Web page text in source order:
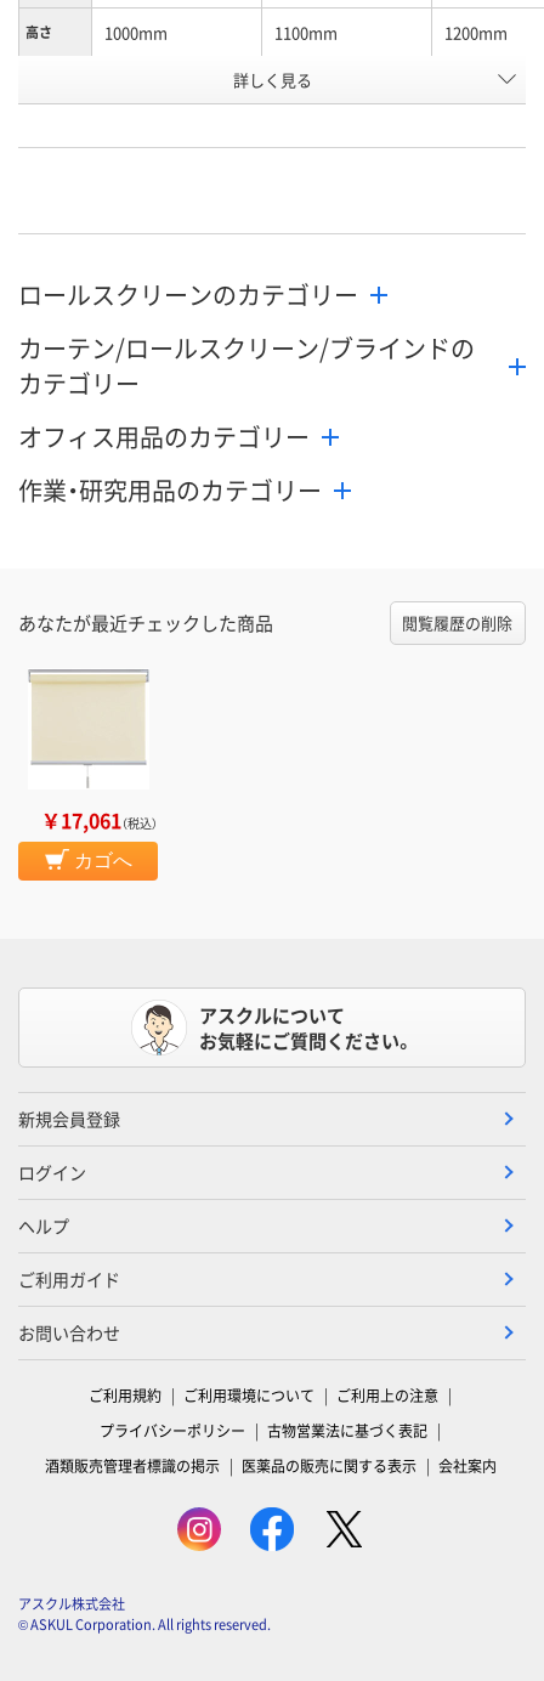
高さ 1000mm 1100mm 1200mm
P833524 P833523
カゴへ カゴへ
詳しく見る
ロールスクリーンのカテゴリー
カーテン/ロールスクリーン/ブラインドの
カテゴリー
オフィス用品のカテゴリー
作業・研究用品のカテゴリー
あなたが最近チェックした商品 閲覧履歴の削除
￥17,061（税込）
カゴへ
アスクルについて
お気軽にご質問ください。
新規会員登録
ログイン
ヘルプ
ご利用ガイド
お問い合わせ
ご利用規約 ご利用環境について
ご利用上の注意
プライバシーポリシー
古物営業法に基づく表記
酒類販売管理者標識の掲示
医薬品の販売に関する表示 会社案内
アスクル株式会社
© ASKUL Corporation. All rights reserved.